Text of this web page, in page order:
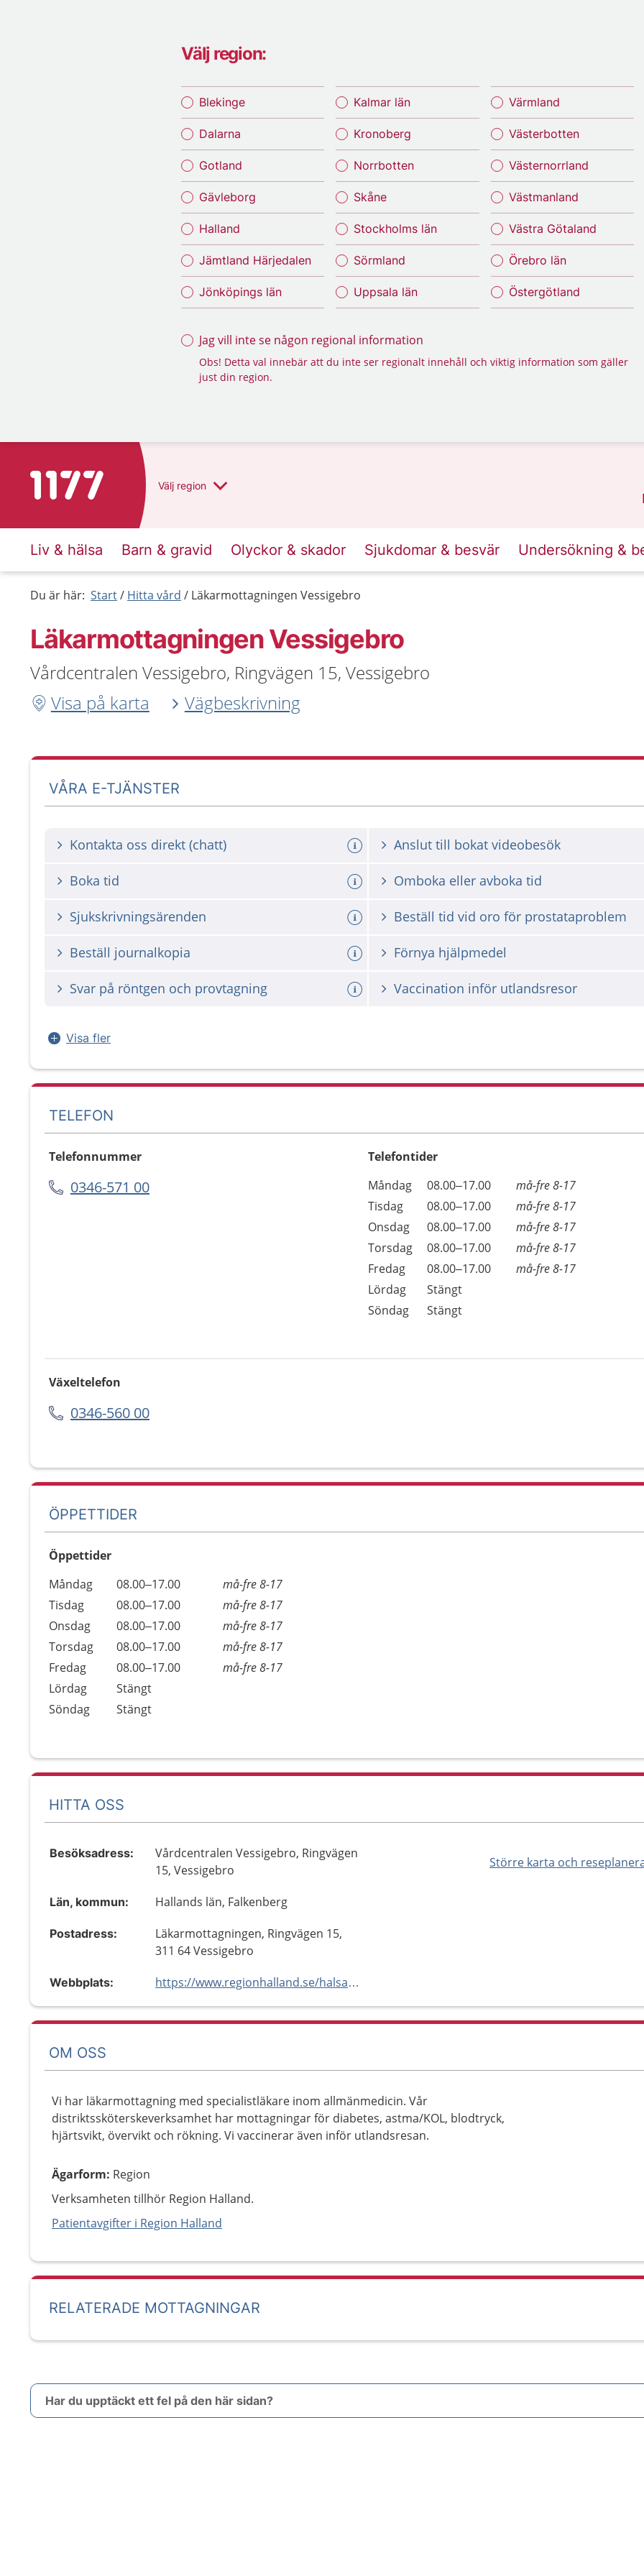
Välj region:
Blekinge
Dalarna
Gotland
Gävleborg
Halland
Jämtland Härjedalen
Jönköpings län
Kalmar län
Kronoberg
Norrbotten
Skåne
Stockholms län
Sörmland
Uppsala län
Värmland
Västerbotten
Västernorrland
Västmanland
Västra Götaland
Örebro län
Östergötland
Jag vill inte se någon regional information
Obs! Detta val innebär att du inte ser regionalt innehåll och viktig information som gäller
just din region.
Till startsidan för 1177 Välj region
Liv & hälsa Barn & gravid Olyckor & skador Sjukdomar & besvär Undersökning &
Du är här: Start Hitta vård Läkarmottagningen Vessigebro
Läkarmottagningen Vessigebro
Vårdcentralen Vessigebro, Ringvägen 15, Vessigebro
Visa på karta
Vägbeskrivning
VÅRA E-TJÄNSTER
Kontakta oss direkt (chatt) Anslut till bokat videobesök
Boka tid Omboka eller avboka tid
Sjukskrivningsärenden Beställ tid vid oro för prostataproblem
Beställ journalkopia Förnya hjälpmedel
Svar på röntgen och provtagning Vaccination inför utlandsresor
Visa fler
TELEFON
Telefonnummer
0346-571 00
Telefontider
Dag
Öppettider
Kommentarer
Måndag 08.00–17.00
må-fre 8-17
Tisdag
08.00–17.00
må-fre 8-17
Onsdag
08.00–17.00
må-fre 8-17
Torsdag
08.00–17.00
må-fre 8-17
Fredag
08.00–17.00
må-fre 8-17
Lördag
Stängt
Söndag
Stängt
Växeltelefon
0346-560 00
ÖPPETTIDER
Öppettider
Dag
Öppettider
Kommentarer
Måndag 08.00–17.00
må-fre 8-17
Tisdag
08.00–17.00
må-fre 8-17
Onsdag
08.00–17.00
må-fre 8-17
Torsdag
08.00–17.00
må-fre 8-17
Fredag
08.00–17.00
må-fre 8-17
Lördag
Stängt
Söndag
Stängt
HITTA OSS
Större karta och
Besöksadress:
Vårdcentralen Vessigebro, Ringvägen
15, Vessigebro
Län, kommun: Hallands län, Falkenberg
Postadress:
Läkarmottagningen, Ringvägen 15,
311 64 Vessigebro
Webbplats: https://www.regionhalland.se/halsa-och-vard/vardcentralen-halland/
OM OSS
Vi har läkarmottagning med specialistläkare inom allmänmedicin. Vår
distriktssköterskeverksamhet har mottagningar för diabetes, astma/KOL, blodtryck,
hjärtsvikt, övervikt och rökning. Vi vaccinerar även inför utlandsresan.
Ägarform: Region
Verksamheten tillhör Region Halland.
Patientavgifter i Region Halland
RELATERADE MOTTAGNINGAR
Har du upptäckt ett fel på den här sidan?